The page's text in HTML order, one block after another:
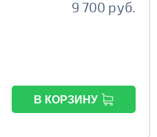
9 700 руб.
В КОРЗИНУ